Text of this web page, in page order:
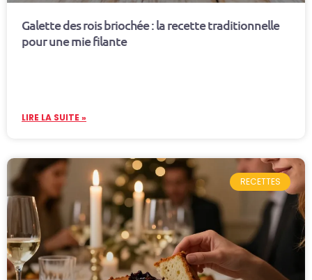
Galette des rois briochée : la recette traditionnelle
pour une mie filante
LIRE LA SUITE »
RECETTES